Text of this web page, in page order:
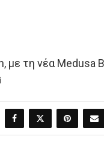
με τη νέα Medusa